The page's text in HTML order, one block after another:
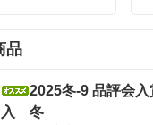
品
2025冬-9 品評会
入 冬